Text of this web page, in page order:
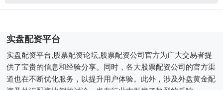
实盘配资平台
实盘配资平台,股票配资论坛,股票配资公司官方为广大交易者提
供了宝贵的信息和经验分享。同时，各大股票配资公司的官方渠
道也在不断优化服务，以提升用户体验。此外，涉及外盘黄金配